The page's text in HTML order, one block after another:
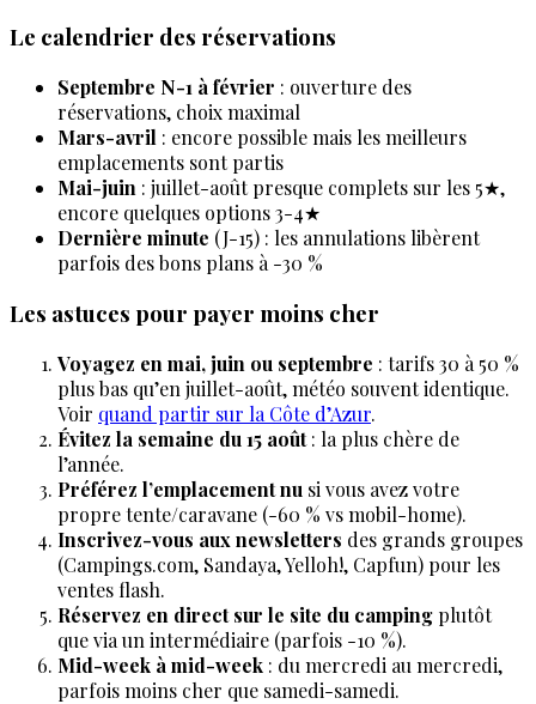
Le calendrier des réservations
Septembre N-1 à février : ouverture des
réservations, choix maximal
Mars-avril : encore possible mais les meilleurs
emplacements sont partis
Mai-juin : juillet-août presque complets sur les 5★,
encore quelques options 3-4★
Dernière minute (J-15) : les annulations libèrent
parfois des bons plans à -30 %
Les astuces pour payer moins cher
Voyagez en mai, juin ou septembre : tarifs 30 à 50 %
plus bas qu’en juillet-août, météo souvent identique.
Voir quand partir sur la Côte d’Azur.
Évitez la semaine du 15 août: la plus chère de
l’année.
Préférez l’emplacement nu si vous avez votre
propre tente/caravane (-60 % vs mobil-home).
Inscrivez-vous aux newsletters des grands groupes
(Campings.com, Sandaya, Yelloh!, Capfun) pour les
ventes flash.
Réservez en direct sur le site du camping plutôt
que via un intermédiaire (parfois -10 %).
Mid-week à mid-week : du mercredi au mercredi,
parfois moins cher que samedi-samedi.